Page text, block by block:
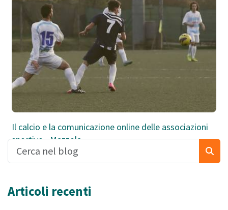
Il calcio e la comunicazione online delle associazioni
sportive - Mazzola
Articoli recenti